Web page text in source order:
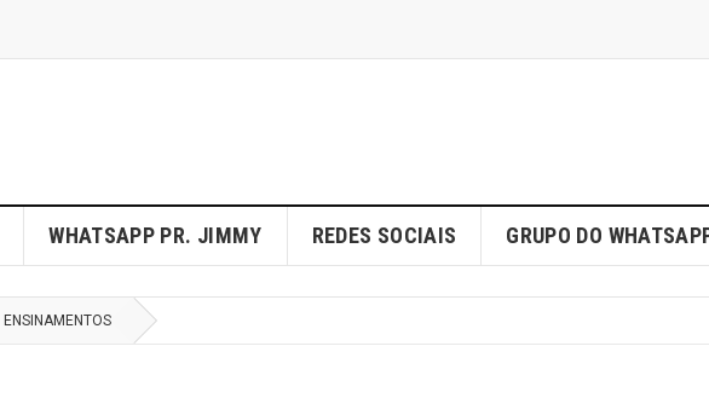
WHATSAPP PR. JIMMY REDES SOCIAIS GRUPO DO
ENSINAMENTOS